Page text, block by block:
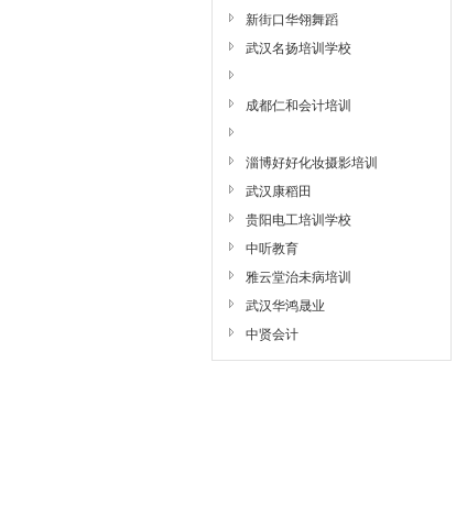
新街口华翎舞蹈
武汉名扬培训学校
成都仁和会计培训
淄博好好化妆摄影培训
武汉康稻田
贵阳电工培训学校
中听教育
雅云堂治未病培训
武汉华鸿晟业
中贤会计